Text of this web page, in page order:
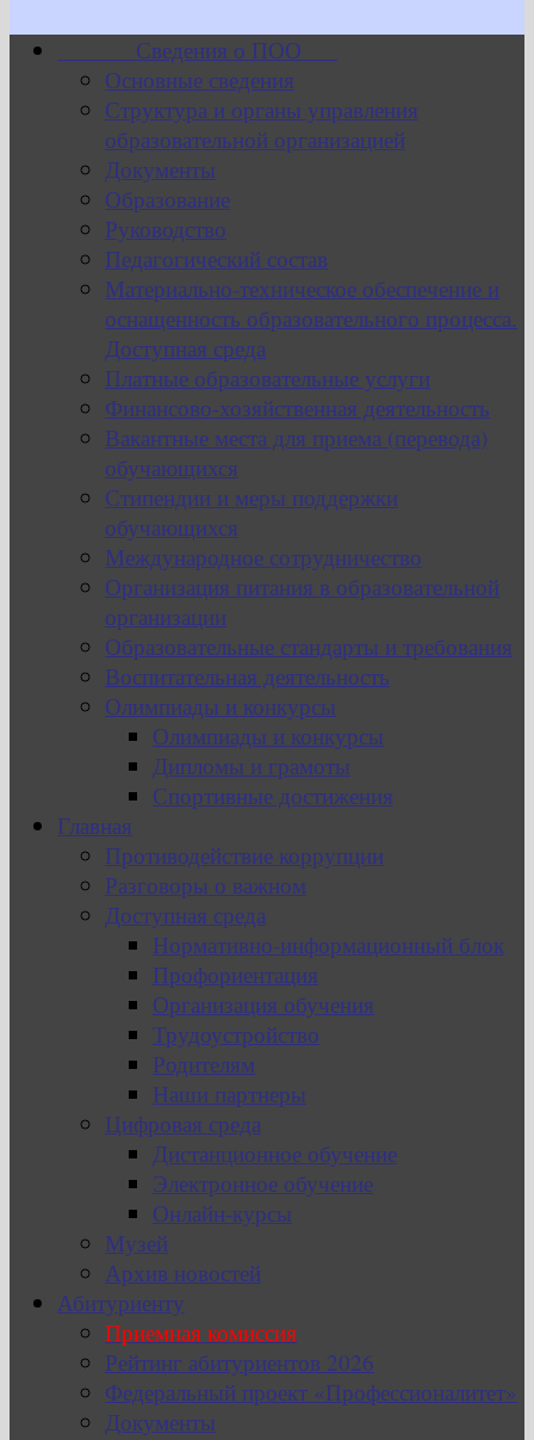
Сведения о ПОО
Основные сведения
Структура и органы управления
образовательной организацией
Документы
Образование
Руководство
Педагогический состав
Материально-техническое обеспечение и
оснащенность образовательного процесса.
Доступная среда
Платные образовательные услуги
Финансово-хозяйственная деятельность
Вакантные места для приема (перевода)
обучающихся
Стипендии и меры поддержки
обучающихся
Международное сотрудничество
Организация питания в образовательной
организации
Образовательные стандарты и требования
Воспитательная деятельность
Олимпиады и конкурсы
Олимпиады и конкурсы
Дипломы и грамоты
Спортивные достижения
Главная
Противодействие коррупции
Разговоры о важном
Доступная среда
Нормативно-информационный блок
Профориентация
Организация обучения
Трудоустройство
Родителям
Наши партнеры
Цифровая среда
Дистанционное обучение
Электронное обучение
Онлайн-курсы
Музей
Архив новостей
Абитуриенту
Приемная комиссия
Рейтинг абитуриентов 2026
Федеральный проект «Профессионалитет»
Документы